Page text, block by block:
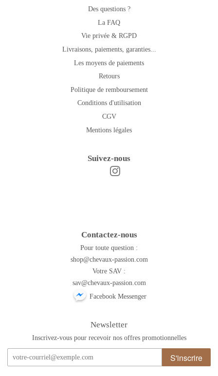
Des questions ?
La FAQ
Vie privée & RGPD
Livraisons, paiements, garanties...
Les moyens de paiements
Retours
Politique de remboursement
Conditions d'utilisation
CGV
Mentions légales
Suivez-nous
Facebook
Contactez-nous
Pour toute question :
shop@chevaux-passion.com
Votre SAV :
sav@chevaux-passion.com
Facebook Messenger
Newsletter
Inscrivez-vous pour recevoir nos offres promotionnelles
S'inscrire